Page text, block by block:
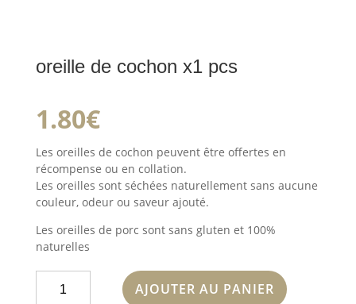
oreille de cochon x1 pcs
1.80€
Les oreilles de cochon peuvent être offertes en
récompense ou en collation.
Les oreilles sont séchées naturellement sans aucune
couleur, odeur ou saveur ajouté.
Les oreilles de porc sont sans gluten et 100%
naturelles
AJOUTER AU PANIER